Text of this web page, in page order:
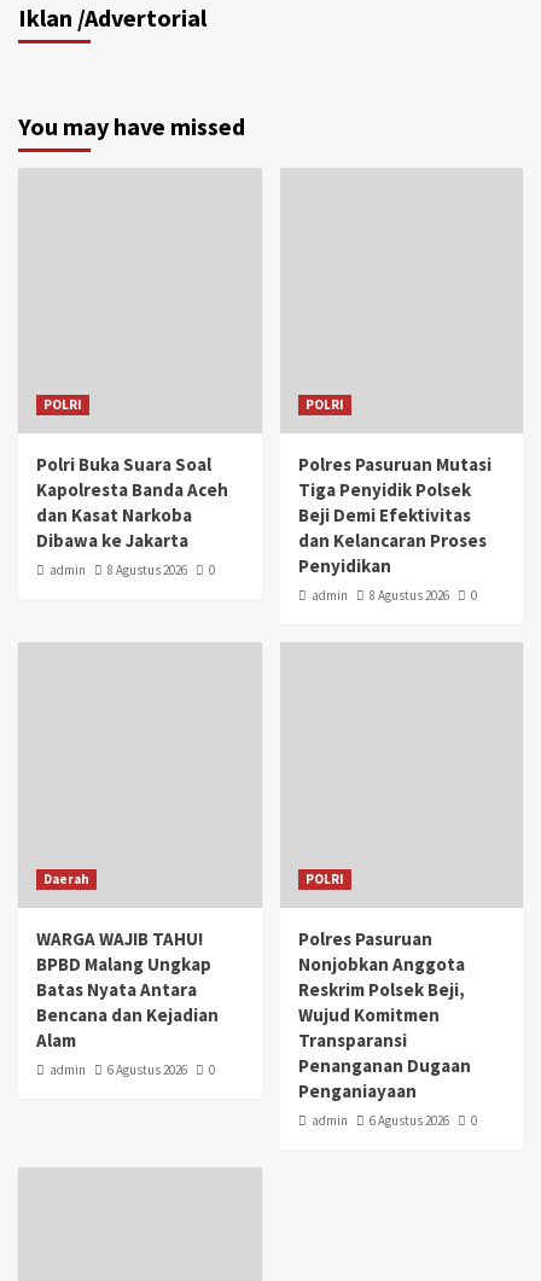
Iklan /Advertorial
You may have missed
POLRI
Polri Buka Suara Soal
Kapolresta Banda Aceh
dan Kasat Narkoba
Dibawa ke Jakarta
admin 8 Agustus 2026 0
POLRI
Polres Pasuruan Mutasi
Tiga Penyidik Polsek
Beji Demi Efektivitas
dan Kelancaran Proses
Penyidikan
admin 8 Agustus 2026 0
Daerah
WARGA WAJIB TAHU!
BPBD Malang Ungkap
Batas Nyata Antara
Bencana dan Kejadian
Alam
admin 6 Agustus 2026 0
POLRI
Polres Pasuruan
Nonjobkan Anggota
Reskrim Polsek Beji,
Wujud Komitmen
Transparansi
Penanganan Dugaan
Penganiayaan
admin 6 Agustus 2026 0